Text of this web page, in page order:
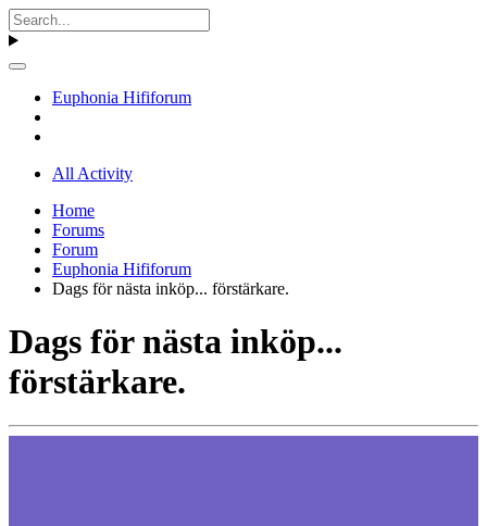
Euphonia Hififorum
All Activity
Home
Forums
Forum
Euphonia Hififorum
Dags för nästa inköp... förstärkare.
Dags för nästa inköp...
förstärkare.